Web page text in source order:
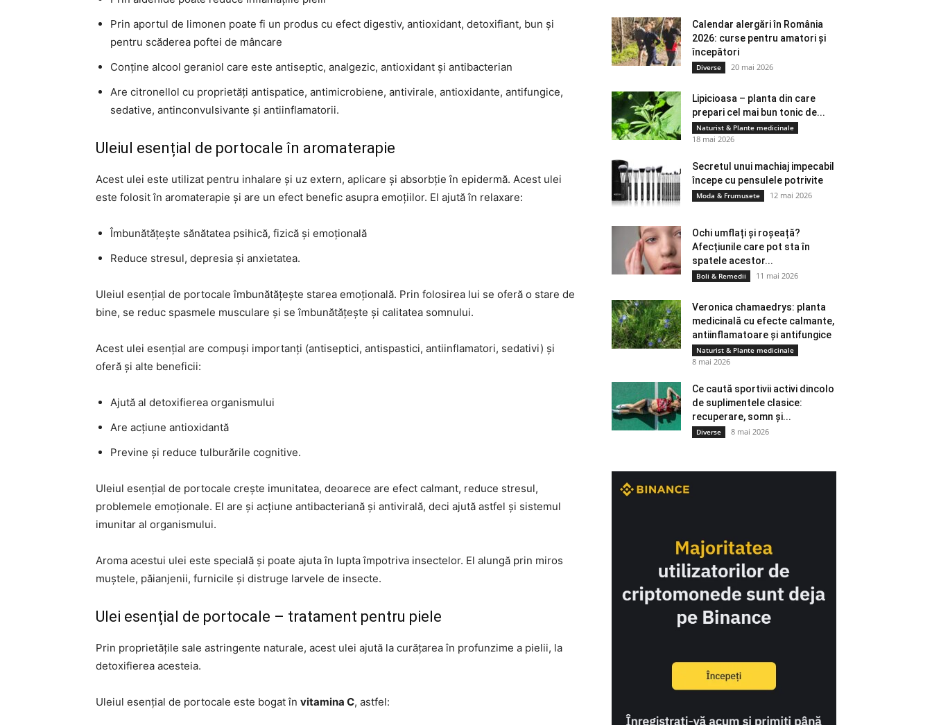
Prin aportul de limonen poate fi un produs cu efect digestiv, antioxidant, detoxifiant, bun și
pentru scăderea poftei de mâncare
Conține alcool geraniol care este antiseptic, analgezic, antioxidant și antibacterian
Are citronellol cu proprietăți antispatice, antimicrobiene, antivirale, antioxidante, antifungice,
sedative, antinconvulsivante și antiinflamatorii.
Uleiul esențial de portocale în aromaterapie
Acest ulei este utilizat pentru inhalare și uz extern, aplicare și absorbție în epidermă. Acest ulei
este folosit în aromaterapie și are un efect benefic asupra emoțiilor. El ajută în relaxare:
Îmbunătățește sănătatea psihică, fizică și emoțională
Reduce stresul, depresia și anxietatea.
Uleiul esențial de portocale îmbunătățește starea emoțională. Prin folosirea lui se oferă o stare de
bine, se reduc spasmele musculare și se îmbunătățește și calitatea somnului.
Acest ulei esențial are compuși importanți (antiseptici, antispastici, antiinflamatori, sedativi) și
oferă și alte beneficii:
Ajută al detoxifierea organismului
Are acțiune antioxidantă
Previne și reduce tulburările cognitive.
Uleiul esențial de portocale crește imunitatea, deoarece are efect calmant, reduce stresul,
problemele emoționale. El are și acțiune antibacteriană și antivirală, deci ajută astfel și sistemul
imunitar al organismului.
Aroma acestui ulei este specială și poate ajuta în lupta împotriva insectelor. El alungă prin miros
muștele, păianjenii, furnicile și distruge larvele de insecte.
Ulei esențial de portocale – tratament pentru piele
Prin proprietățile sale astringente naturale, acest ulei ajută la curățarea în profunzime a pielii, la
detoxifierea acesteia.
Uleiul esențial de portocale este bogat în vitamina C, astfel:
Calendar alergări în România
2026: curse pentru amatori și
începători
Diverse 20 mai 2026
Lipicioasa – planta din care
prepari cel mai bun tonic de...
Naturist & Plante medicinale
18 mai 2026
Secretul unui machiaj impecabil
începe cu pensulele potrivite
Moda & Frumusete 12 mai 2026
Ochi umflați și roșeață?
Afecțiunile care pot sta în
spatele acestor...
Boli & Remedii 11 mai 2026
Veronica chamaedrys: planta
medicinală cu efecte calmante,
antiinflamatoare și antifungice
Naturist & Plante medicinale
8 mai 2026
Ce caută sportivii activi dincolo
de suplimentele clasice:
recuperare, somn și...
Diverse 8 mai 2026